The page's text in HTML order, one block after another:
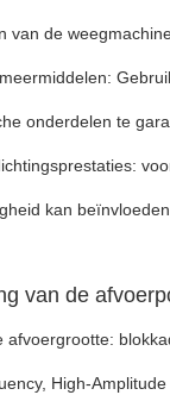
van de
onderdelen te
kan beïnvloeden.
van de
afvoergrootte:
High-